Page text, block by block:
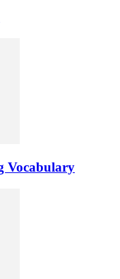
Vocabulary